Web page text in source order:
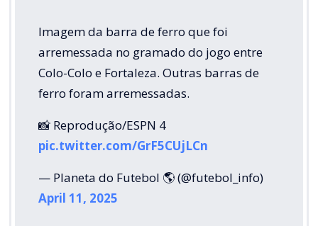
Imagem da barra de ferro que foi
arremessada no gramado do jogo entre
Colo-Colo e Fortaleza. Outras barras de
ferro foram arremessadas.
📸 Reprodução/ESPN 4
pic.twitter.com/GrF5CUjLCn
— Planeta do Futebol 🌎 (@futebol_info)
April 11, 2025